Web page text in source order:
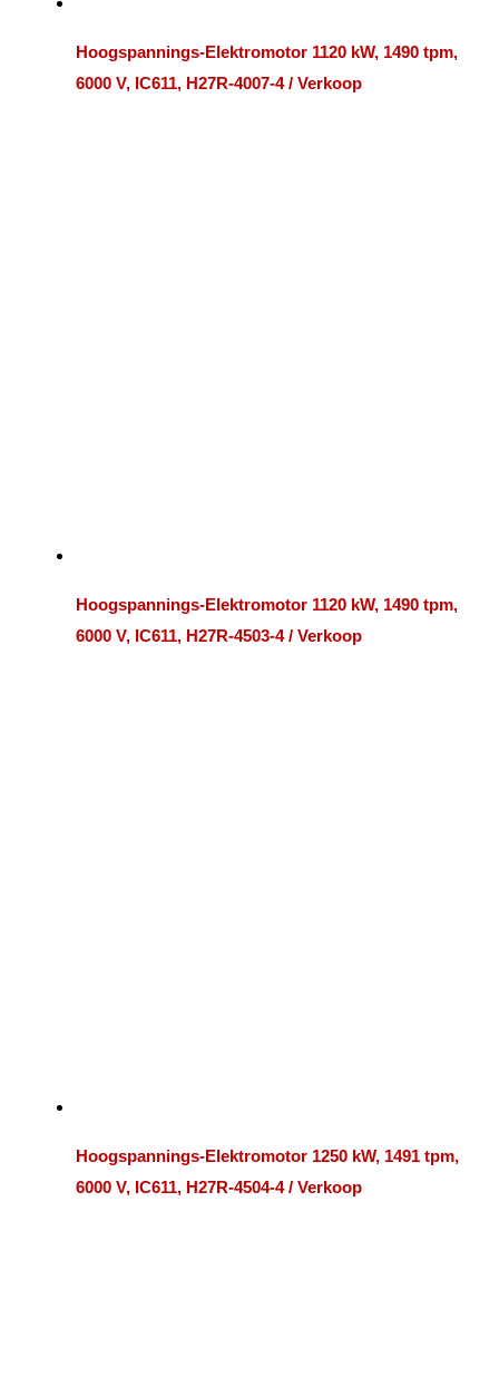
Hoogspannings-Elektromotor 1120 kW, 1490 tpm,
6000 V, IC611, H27R-4007-4 / Verkoop
Hoogspannings-Elektromotor 1120 kW, 1490 tpm,
6000 V, IC611, H27R-4503-4 / Verkoop
Hoogspannings-Elektromotor 1250 kW, 1491 tpm,
6000 V, IC611, H27R-4504-4 / Verkoop